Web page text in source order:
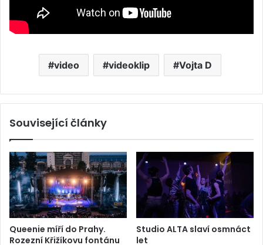
video videoklip Vojta D
Související články
Queenie míří do Prahy.
Rozezní Křižíkovu fontánu
Studio ALTA slaví osmnáct
let